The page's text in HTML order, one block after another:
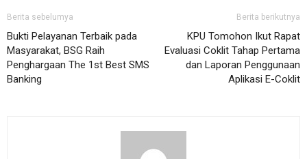
Berita sebelumya
Bukti Pelayanan Terbaik pada
Masyarakat, BSG Raih
Penghargaan The 1st Best SMS
Banking
Berita berikutnya
KPU Tomohon Ikut Rapat
Evaluasi Coklit Tahap Pertama
dan Laporan Penggunaan
Aplikasi E-Coklit